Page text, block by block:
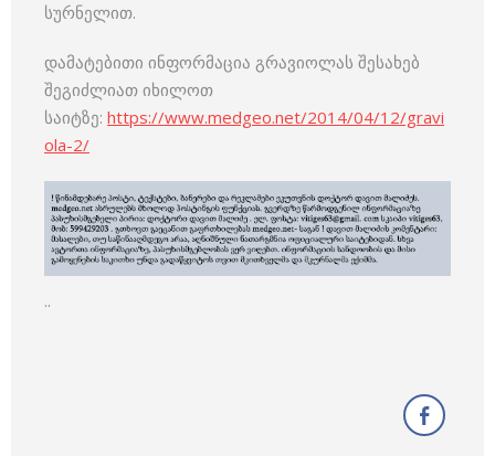
სურნელით.
დამატებითი ინფორმაცია გრავიოლას შესახებ
შეგიძლიათ იხილოთ
საიტზე: https://www.medgeo.net/2014/04/12/gravi
ola-2/
..